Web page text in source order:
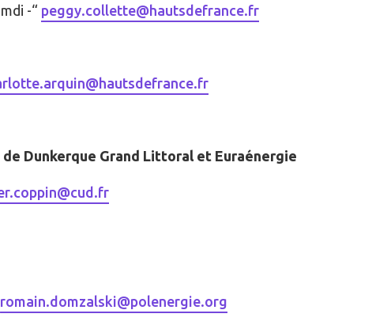
-“ peggy.collette@hautsdefrance.fr
de Dunkerque Grand Littoral et Euraénergie
romain.domzalski@polenergie.org